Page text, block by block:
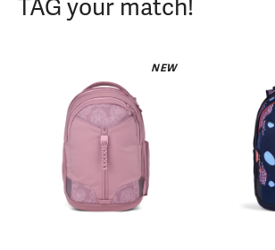
TAG your match!
NEW